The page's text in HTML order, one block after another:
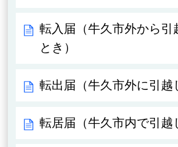
転入届（牛久市外から引
とき）
転出届（牛久市外に引越
転居届（牛久市内で引越